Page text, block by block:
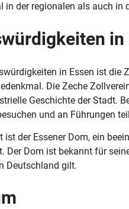
in der regionalen als auch in
in
in Essen ist die
Die Zeche
Geschichte der Stadt.
und an Führungen
ist der Essener Dom, ein
Der Dom ist bekannt für
Deutschland gilt.